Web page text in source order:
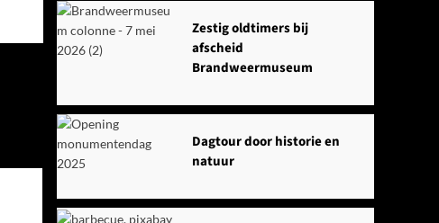
Zestig oldtimers bij
afscheid
Brandweermuseum
Dagtour door historie en
natuur